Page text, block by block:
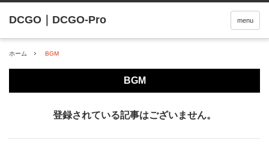
menu
ホーム BGM
BGM
登録されている記事はございません。